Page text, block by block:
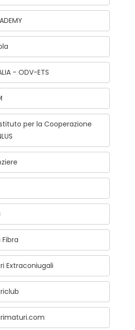
- ODV-ETS
per la Cooperazione
Extraconiugali